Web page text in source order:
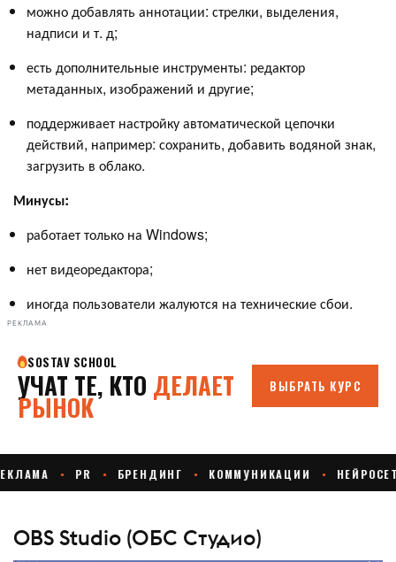
можно добавлять аннотации: стрелки, выделения,
надписи и т. д;
есть дополнительные инструменты: редактор
метаданных, изображений и другие;
поддерживает настройку автоматической цепочки
действий, например: сохранить, добавить водяной знак,
загрузить в облако.
Минусы:
работает только на Windows;
нет видеоредактора;
иногда пользователи жалуются на технические сбои.
РЕКЛАМА
OBS Studio (ОБС Студио)